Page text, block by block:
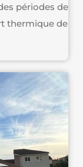
périodes de
thermique de